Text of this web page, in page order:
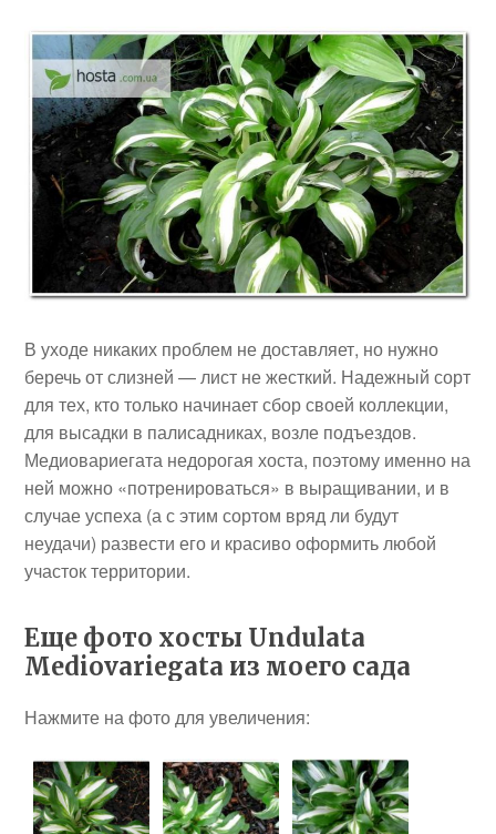
В уходе никаких проблем не доставляет, но нужно
беречь от слизней — лист не жесткий. Надежный сорт
для тех, кто только начинает сбор своей коллекции,
для высадки в палисадниках, возле подъездов.
Медиовариегата недорогая хоста, поэтому именно на
ней можно «потренироваться» в выращивании, и в
случае успеха (а с этим сортом вряд ли будут
неудачи) развести его и красиво оформить любой
участок территории.
Еще фото хосты Undulata
Mediovariegata из моего сада
Нажмите на фото для увеличения: